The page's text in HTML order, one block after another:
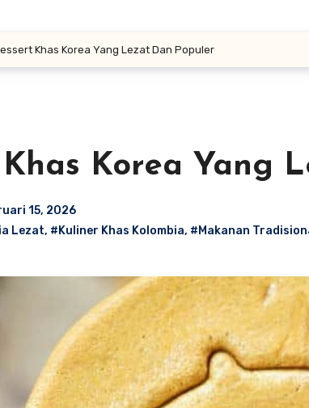
Khas Korea Yang Lezat Dan Populer
Korea Yang
15, 2026
Lezat, #Kuliner Khas Kolombia, #Makanan